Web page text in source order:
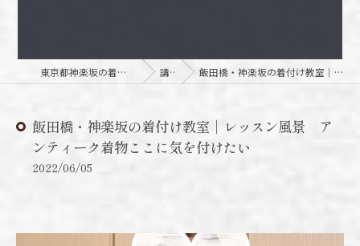
東京都神楽坂の着付け教室なら多千花きもの着付け教室 講師日記 飯田橋・神楽坂の着付け教室｜レッスン風景 アンティーク着物ここに気を付けたい
飯田橋・神楽坂の着付け教室｜レッスン風景 ア
ンティーク着物ここに気を付けたい
2022/06/05